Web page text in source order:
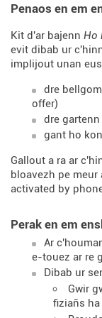
Penaos en em
Kit d'ar bajenn Ho
evit dibab ur
implijout unan
dre
offer)
dre
gant ho
Gallout a ra ar
bloavezh pe meur
activated by
Perak en em
Ar
e-touez ar re
Dibab ur
Gwir
fiziañs